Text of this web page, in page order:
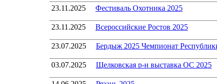
23.11.2025 Фестиваль Охотника 2025
23.11.2025 Всероссийские Ростов 2025
23.07.2025 Бердыж 2025 Чемпионат
03.07.2025 Щелковская р-н выставка ОС 2025